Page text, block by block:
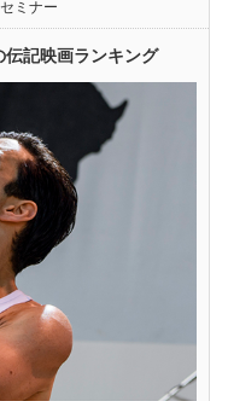
ミナー
伝記映画ランキング